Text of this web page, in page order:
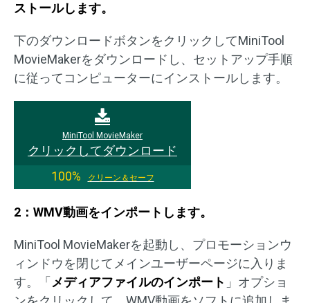
ストールします。
下のダウンロードボタンをクリックしてMiniTool
MovieMakerをダウンロードし、セットアップ手順
に従ってコンピューターにインストールします。
MiniTool MovieMaker
クリックしてダウンロード
100%
クリーン＆セーフ
2：WMV動画をインポートします。
MiniTool MovieMakerを起動し、プロモーションウ
ィンドウを閉じてメインユーザーページに入りま
す。「 メディアファイルのインポート 」オプショ